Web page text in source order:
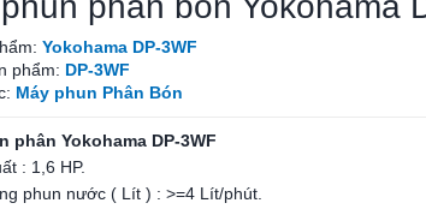
Yokohama DP-3WF
phẩm: DP-3WF
Máy phun Phân Bón
phân Yokohama DP-3WF
: 1,6 HP.
phun nước ( Lít ) : >=4 Lít/phút.